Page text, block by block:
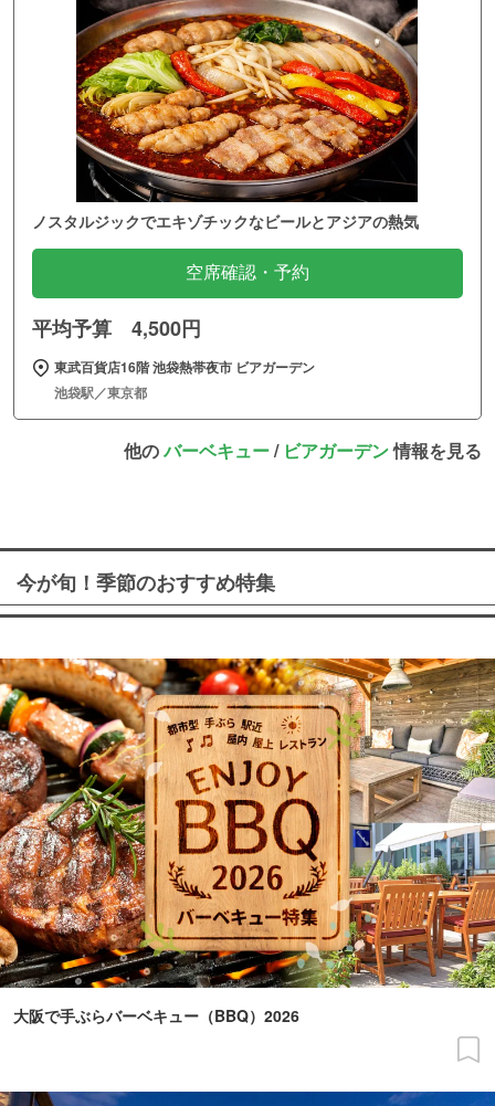
ノスタルジックでエキゾチックなビールとアジアの熱気
空席確認・予約
平均予算 4,500円
東武百貨店16階 池袋熱帯夜市 ビアガーデン
池袋駅／東京都
他のバーベキュー/ ビアガーデン情報を見る
今が旬！季節のおすすめ特集
大阪で手ぶらバーベキュー（BBQ）2026